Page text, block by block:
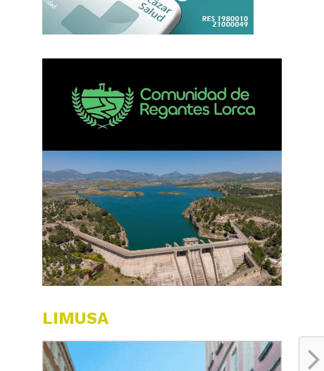
LIMUSA